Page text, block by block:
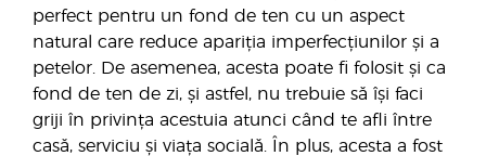
perfect pentru un fond de ten cu un aspect
natural care reduce apariția imperfecțiunilor și a
petelor. De asemenea, acesta poate fi folosit și ca
fond de ten de zi, și astfel, nu trebuie să își faci
griji în privința acestuia atunci când te afli între
casă, serviciu și viața socială. În plus, acesta a fost